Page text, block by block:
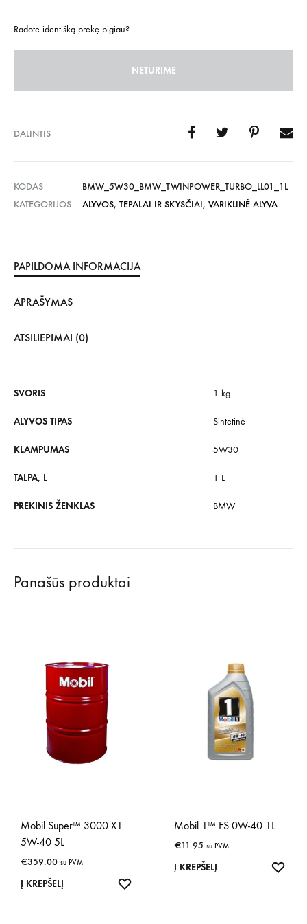
Radote identišką prekę pigiau?
NETURIME
DALINTIS
KODAS
BMW_5W30_BMW_TWINPOWER_TURBO_LL01_1L
KATEGORIJOS
ALYVOS, TEPALAI IR SKYSČIAI, VARIKLINĖ ALYVA
PAPILDOMA INFORMACIJA
APRAŠYMAS
ATSILIEPIMAI (0)
SVORIS 1 kg
ALYVOS TIPAS Sintetinė
KLAMPUMAS 5W30
TALPA, L 1 L
PREKINIS ŽENKLAS BMW
Panašūs produktai
Mobil Super™ 3000 X1
5W-40 5L
€359.00 su PVM
Į KREPŠELĮ
Mobil 1™ FS 0W-40 1L
€11.95 su PVM
Į KREPŠELĮ